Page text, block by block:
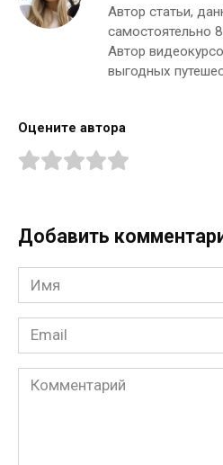
Автор статьи,
самостоятельно
Автор
выгодных
Оцените автора
Добавить
Имя
*
Email
*
Комментарий